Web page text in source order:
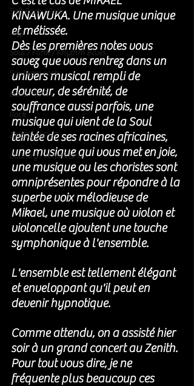
Soft Rock / Folk
Jazz
Soul / Funk / Rhythm Blues
Southern rock
Bons Plans
Rock
ZIKERS NIGHT
Country / Americana
KINAWUKA. Une musique unique
et métissée.
Dès les premières notes vous
savez que vous rentrez dans un
univers musical rempli de
douceur, de sérénité, de
souffrance aussi parfois, une
musique qui vient de la Soul
teintée de ses racines africaines,
une musique qui vous met en joie,
une musique ou les choristes sont
omniprésentes pour répondre à la
superbe voix mélodieuse de
Mikael, une musique où violon et
violoncelle ajoutent une touche
symphonique à l'ensemble.
L'ensemble est tellement élégant
et enveloppant qu'il peut en
devenir hypnotique.
Comme attendu, on a assisté hier
soir à un grand concert au Zenith.
Pour tout vous dire, je ne
fréquente plus beaucoup ces